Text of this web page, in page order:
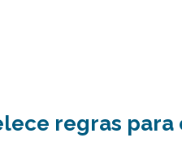
regras para